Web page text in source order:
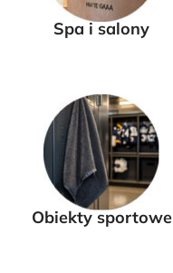
Spa i salony
Obiekty sportowe